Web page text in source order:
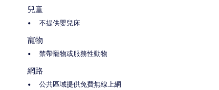
兒童
不提供嬰兒床
寵物
禁帶寵物或服務性動物
網路
公共區域提供免費無線上網